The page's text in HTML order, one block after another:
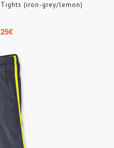
Tights (iron-grey/lemon)
€